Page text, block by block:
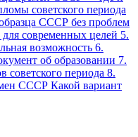
советского периода
СССР без проблем
современных целей 5.
возможность 6.
об образовании 7.
периода 8.
СССР Какой вариант